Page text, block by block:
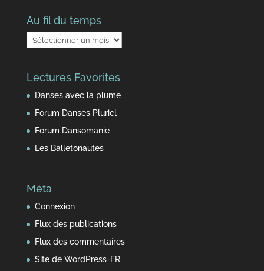
Au fil du temps
Au
fil
temps
Lectures Favorites
Danses avec la plume
Forum Danses Pluriel
Forum Dansomanie
Les Balletonautes
Méta
Connexion
Flux des publications
Flux des commentaires
Site de WordPress-FR